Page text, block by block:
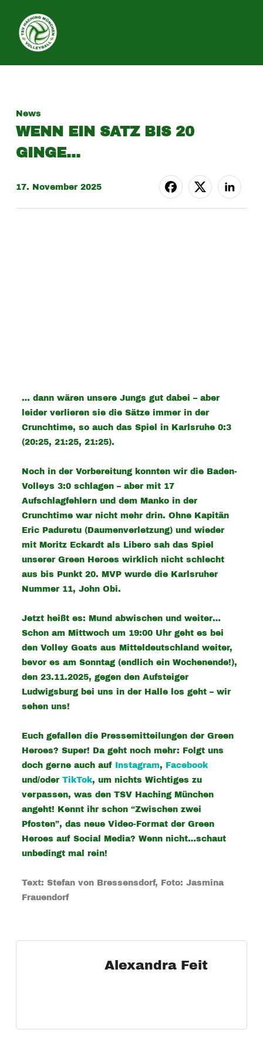
News
WENN EIN SATZ BIS 20
GINGE…
17. November 2025
… dann wären unsere Jungs gut dabei – aber
leider verlieren sie die Sätze immer in der
Crunchtime, so auch das Spiel in Karlsruhe 0:3
(20:25, 21:25, 21:25).
Noch in der Vorbereitung konnten wir die Baden-
Volleys 3:0 schlagen – aber mit 17
Aufschlagfehlern und dem Manko in der
Crunchtime war nicht mehr drin. Ohne Kapitän
Eric Paduretu (Daumenverletzung) und wieder
mit Moritz Eckardt als Libero sah das Spiel
unserer Green Heroes wirklich nicht schlecht
aus bis Punkt 20. MVP wurde die Karlsruher
Nummer 11, John Obi.
Jetzt heißt es: Mund abwischen und weiter…
Schon am Mittwoch um 19:00 Uhr geht es bei
den Volley Goats aus Mitteldeutschland weiter,
bevor es am Sonntag (endlich ein Wochenende!),
den 23.11.2025, gegen den Aufsteiger
Ludwigsburg bei uns in der Halle los geht – wir
sehen uns!
Euch gefallen die Pressemitteilungen der Green
Heroes? Super! Da geht noch mehr: Folgt uns
doch gerne auch auf Instagram, Facebook
und/oder TikTok, um nichts Wichtiges zu
verpassen, was den TSV Haching München
angeht! Kennt ihr schon “Zwischen zwei
Pfosten”, das neue Video-Format der Green
Heroes auf Social Media? Wenn nicht…schaut
unbedingt mal rein!
Text: Stefan von Bressensdorf, Foto: Jasmina
Frauendorf
Alexandra Feit